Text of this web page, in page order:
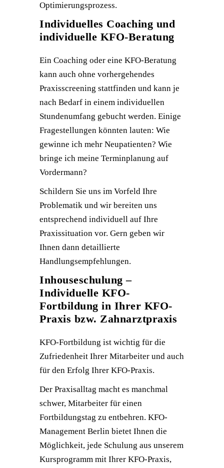
Optimierungsprozess.
Individuelles Coaching und
individuelle KFO-Beratung
Ein Coaching oder eine KFO-Beratung
kann auch ohne vorhergehendes
Praxisscreening stattfinden und kann je
nach Bedarf in einem individuellen
Stundenumfang gebucht werden. Einige
Fragestellungen könnten lauten: Wie
gewinne ich mehr Neupatienten? Wie
bringe ich meine Terminplanung auf
Vordermann?
Schildern Sie uns im Vorfeld Ihre
Problematik und wir bereiten uns
entsprechend individuell auf Ihre
Praxissituation vor. Gern geben wir
Ihnen dann detaillierte
Handlungsempfehlungen.
Inhouseschulung –
Individuelle KFO-
Fortbildung in Ihrer KFO-
Praxis bzw. Zahnarztpraxis
KFO-Fortbildung ist wichtig für die
Zufriedenheit Ihrer Mitarbeiter und auch
für den Erfolg Ihrer KFO-Praxis.
Der Praxisalltag macht es manchmal
schwer, Mitarbeiter für einen
Fortbildungstag zu entbehren. KFO-
Management Berlin bietet Ihnen die
Möglichkeit, jede Schulung aus unserem
Kursprogramm mit Ihrer KFO-Praxis,